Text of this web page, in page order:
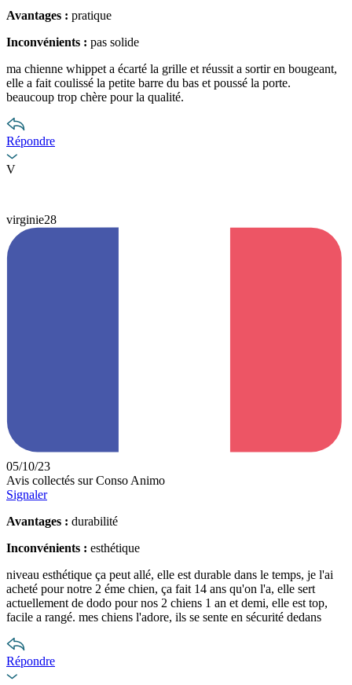
Avantages : pratique
Inconvénients : pas solide
ma chienne whippet a écarté la grille et réussit a sortir en bougeant,
elle a fait coulissé la petite barre du bas et poussé la porte.
beaucoup trop chère pour la qualité.
Répondre
V
virginie28
05/10/23
Avis collectés sur Conso Animo
Signaler
Avantages : durabilité
Inconvénients : esthétique
niveau esthétique ça peut allé, elle est durable dans le temps, je l'ai
acheté pour notre 2 éme chien, ça fait 14 ans qu'on l'a, elle sert
actuellement de dodo pour nos 2 chiens 1 an et demi, elle est top,
facile a rangé. mes chiens l'adore, ils se sente en sécurité dedans
Répondre